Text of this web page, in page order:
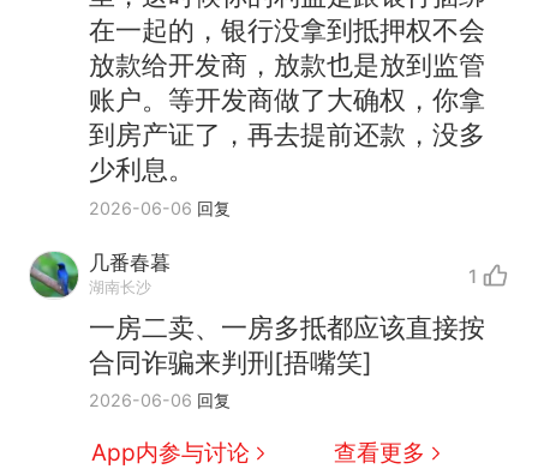
在一起的，银行没拿到抵押权不会
放款给开发商，放款也是放到监管
账户。等开发商做了大确权，你拿
到房产证了，再去提前还款，没多
少利息。
2026-06-06 回复
几番春暮
湖南长沙 1
一房二卖、一房多抵都应该直接按
合同诈骗来判刑[捂嘴笑]
2026-06-06 回复
App内参与讨论 查看更多
热
那个在床头放菜刀的女孩，
因老师一句“跟我回家”改写了
人生
新 费大厨“全国小炒肉大王”称
号，仅凭视频评出？中国烹饪
协会回应
搬家报价570元，搬到楼下交